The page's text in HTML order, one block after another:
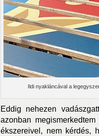
Ildi nyakláncával a
Eddig nehezen
azonban
ékszereivel, nem kérdés,